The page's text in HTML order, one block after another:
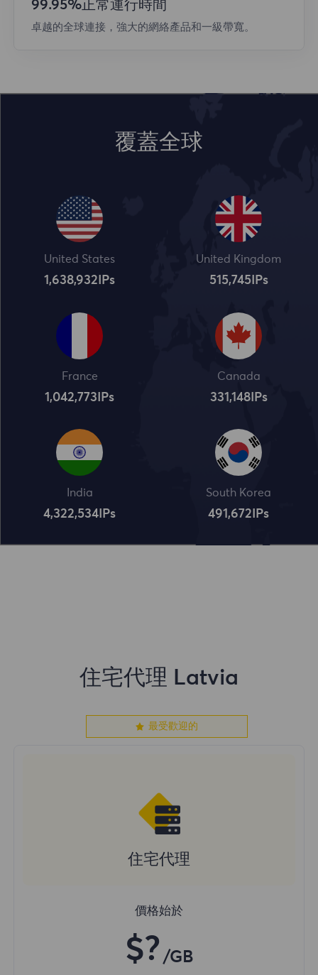
99.95%正常運行時間
卓越的全球連接，強大的網絡產品和一級帶寬。
覆蓋全球
United States
1,638,932 IPs
United Kingdom
515,745IPs
France
1,042,773 IPs
Canada
331,148IPs
India
4,322,534 IPs
South Korea
491,672 IPs
住宅代理 Latvia
最受歡迎的
住宅代理
價格始於
$? /GB